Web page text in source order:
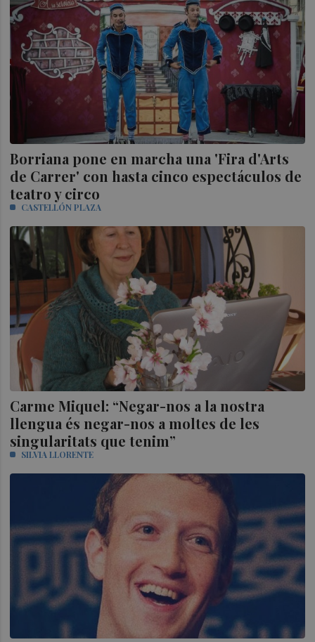
Borriana pone en marcha una 'Fira d'Arts
de Carrer' con hasta cinco espectáculos de
teatro y circo
CASTELLÓN PLAZA
Carme Miquel: “Negar-nos a la nostra
llengua és negar-nos a moltes de les
singularitats que tenim”
SILVIA LLORENTE